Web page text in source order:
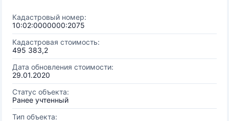
Кадастровый номер:
10:02:0000000:2075
Кадастровая стоимость:
495 383,2
Дата обновления стоимости:
29.01.2020
Статус объекта:
Ранее учтенный
Тип объекта: